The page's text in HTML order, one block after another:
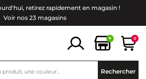
retirez rapidement en magasin !
Voir nos 23 magasins
+ 0
Rechercher